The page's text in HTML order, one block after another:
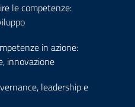
le competenze:
in azione:
innovazione
leadership e